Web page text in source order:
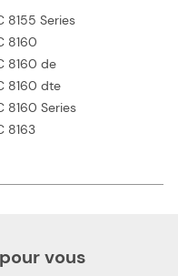
8155 Series
8160
8160 de
8160 dte
8160 Series
8163
vous